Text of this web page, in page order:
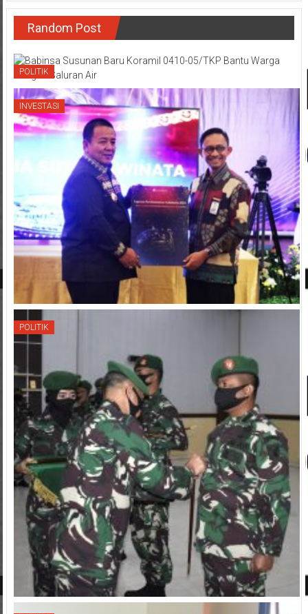
Random Post
POLITIK
INVESTASI
POLITIK